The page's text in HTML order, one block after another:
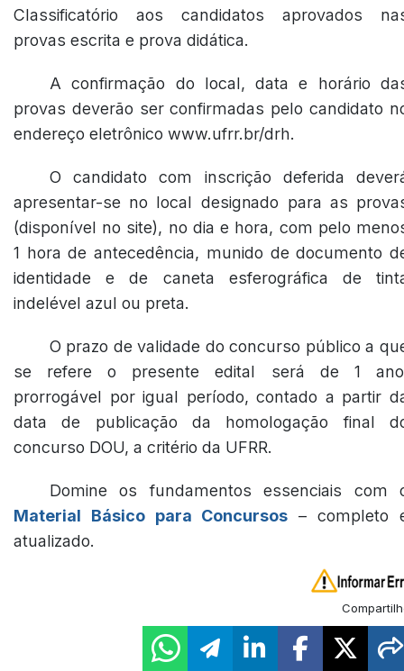
Classificatório aos candidatos aprovados
provas escrita e prova didática.
A confirmação do local, data e horário
provas deverão ser confirmadas pelo candidato
endereço eletrônico www.ufrr.br/drh.
O candidato com inscrição deferida
apresentar-se no local designado para as
(disponível no site), no dia e hora, com pelo
1 hora de antecedência, munido de documento
identidade e de caneta esferográfica de
indelével azul ou preta.
O prazo de validade do concurso público a
se refere o presente edital será de 1
prorrogável por igual período, contado a partir
data de publicação da homologação final
concurso DOU, a critério da UFRR.
Domine os fundamentos essenciais com
Material Básico para Concursos – completo
atualizado.